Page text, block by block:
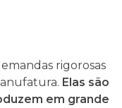
rigorosas
Elas são
em grande